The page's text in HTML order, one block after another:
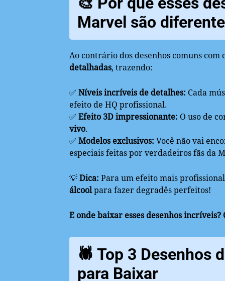
Marvel são
Ao contrário dos desenhos comuns com
detalhadas, trazendo:
✅ Níveis incríveis de detalhes: Cada
efeito de HQ profissional.
✅ Efeito 3D impressionante: O uso de
vivo.
✅ Modelos exclusivos: Você não vai
especiais feitas por verdadeiros fãs da
💡 Dica: Para um efeito mais
álcoolpara fazer degradês perfeitos!
E onde baixar esses desenhos
🕷️ Top 3 Desenhos
para Baixar